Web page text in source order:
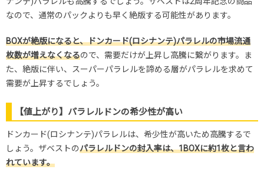
なので、通常のパックよりも早く絶版する可能性があります。
BOXが絶版になると、ドンカード(ロシナンテ)パラレルの市場流通
枚数が増えなくなるので、需要だけが上昇し高騰に繋がります。ま
た、絶版に伴い、スーパーパラレルを諦める層がパラレルを求めて
需要が上昇するでしょう。
【値上がり】パラレルドンの希少性が高い
ドンカード(ロシナンテ)パラレルは、希少性が高いため高騰するで
しょう。ザベストのパラレルドンの封入率は、1BOXに約1枚と言わ
れています。